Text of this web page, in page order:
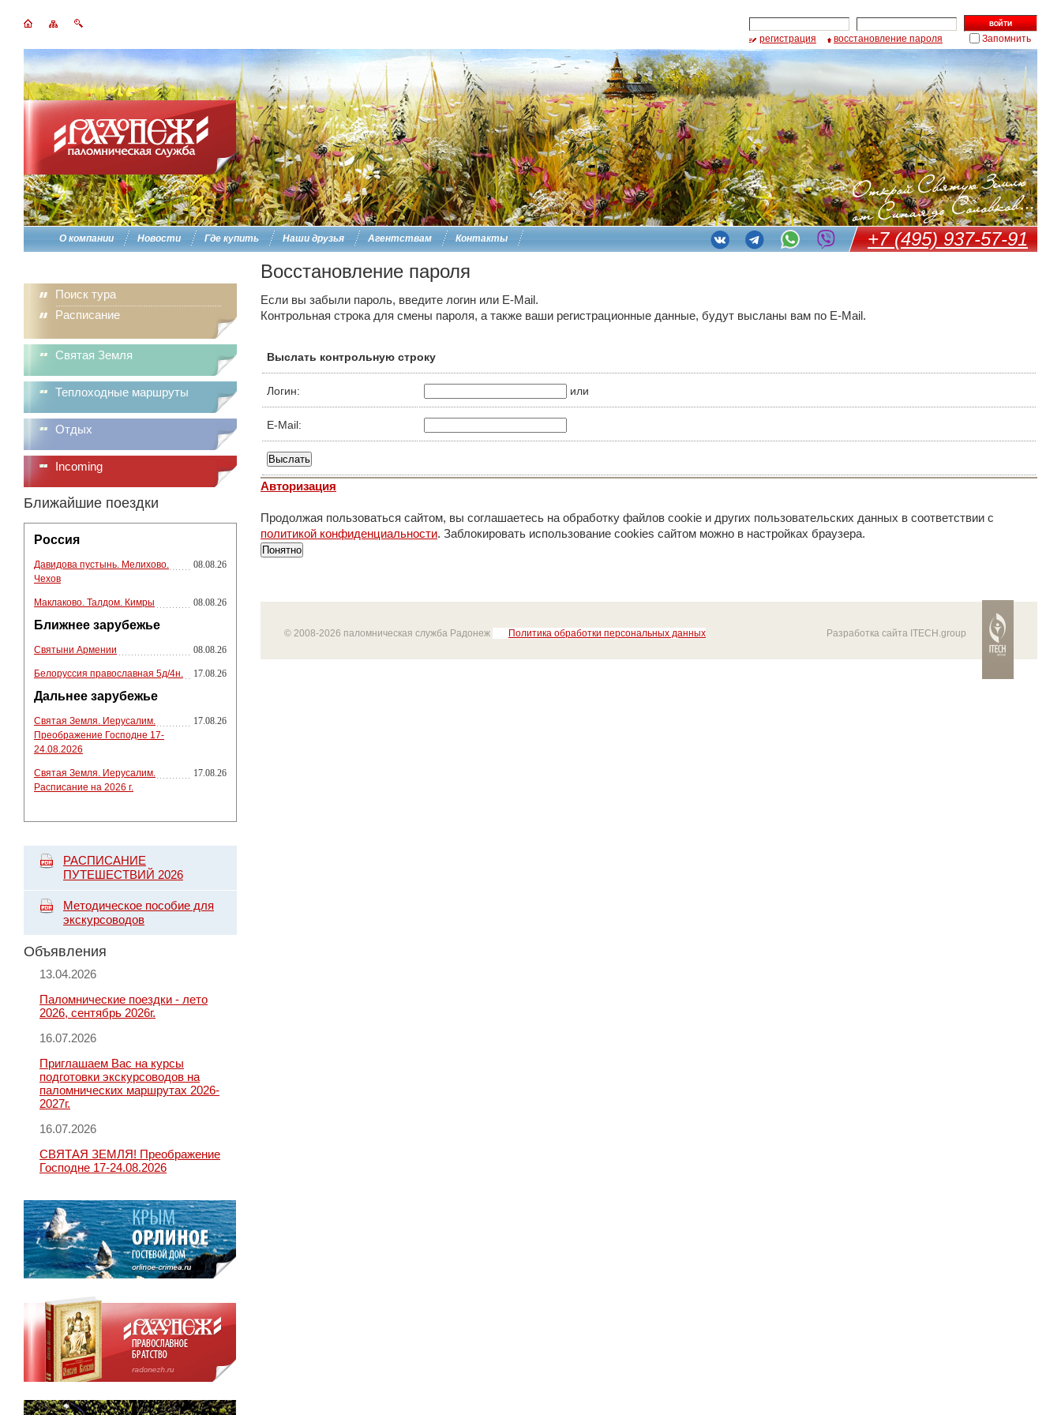
регистрация восстановление пароля Запомнить
О компании Новости Где купить Наши друзья Агентствам Контакты +7 (495) 937-57-91
Поиск тура
Расписание
Святая Земля
Теплоходные маршруты
Отдых
Incoming
Ближайшие поездки
Россия
Давидова пустынь. Мелихово.
Чехов
08.08.26
Маклаково. Талдом. Кимры 08.08.26
Ближнее зарубежье
Святыни Армении 08.08.26
Белоруссия православная 5д/4н. 17.08.26
Дальнее зарубежье
Святая Земля. Иерусалим.
Преображение Господне 17-
24.08.2026
17.08.26
Святая Земля. Иерусалим.
Расписание на 2026 г.
17.08.26
РАСПИСАНИЕ
ПУТЕШЕСТВИЙ 2026
Методическое пособие для
экскурсоводов
Объявления
13.04.2026
Паломнические поездки - лето
2026, сентябрь 2026г.
16.07.2026
Приглашаем Вас на курсы
подготовки экскурсоводов на
паломнических маршрутах 2026-
2027г.
16.07.2026
СВЯТАЯ ЗЕМЛЯ! Преображение
Господне 17-24.08.2026
Восстановление пароля
Если вы забыли пароль, введите логин или E-Mail.
Контрольная строка для смены пароля, а также ваши регистрационные данные, будут высланы вам по E-Mail.
Выслать контрольную строку
Логин: или
E-Mail:
Авторизация
Продолжая пользоваться сайтом, вы соглашаетесь на обработку файлов cookie и других пользовательских данных в соответствии с
политикой конфиденциальности. Заблокировать использование cookies сайтом можно в настройках браузера.
Понятно
© 2008-2026 паломническая служба Радонеж Политика обработки персональных данных Разработка сайта ITECH.group